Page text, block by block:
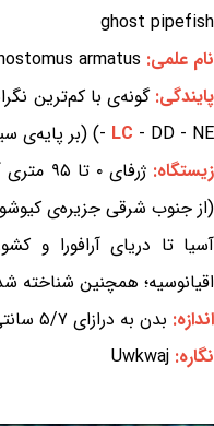
ghost pipefish
نام علمی: armatus
پایندگی:
- LC - DD - NE) (بر پایه‌ی سیاهه‌ی سرخ IUCN)
زیستگاه:
ژرفای
(از جنوب شرقی جزیره‌ی
آسیا تا دریای آرافورا و
اقیانوسیه؛ همچنین
اندازه: بدن به درازای ۵/۷ سانتی‌متر
نگاره: Uwkwaj